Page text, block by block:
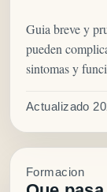
Guia breve y
pueden
sintomas y
Actualizado
Formacion